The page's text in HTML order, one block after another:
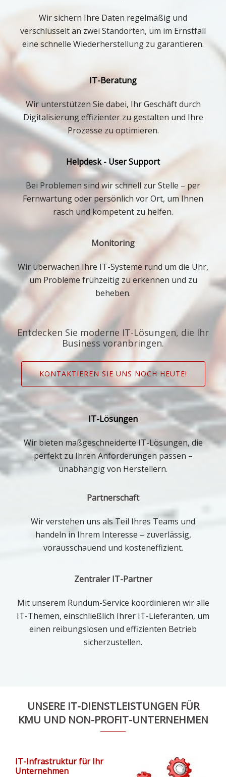
Wir sichern Ihre Daten regelmäßig und
verschlüsselt an zwei Standorten, um im Ernstfall
eine schnelle Wiederherstellung zu garantieren.
IT-Beratung
Wir unterstützen Sie dabei, Ihr Geschäft durch
Digitalisierung effizienter zu gestalten und Ihre
Prozesse zu optimieren.
Helpdesk - User Support
Bei Problemen sind wir schnell zur Stelle – per
Fernwartung oder persönlich vor Ort, um Ihnen
rasch und kompetent zu helfen.
Monitoring
Wir überwachen Ihre IT-Systeme rund um die Uhr,
um Probleme frühzeitig zu erkennen und zu
beheben.
Entdecken Sie moderne IT-Lösungen, die Ihr
Business voranbringen.
KONTAKTIEREN SIE UNS NOCH HEUTE!
IT-Lösungen
Wir bieten maßgeschneiderte IT-Lösungen, die
perfekt zu Ihren Anforderungen passen –
unabhängig von Herstellern.
Partnerschaft
Wir verstehen uns als Teil Ihres Teams und
handeln in Ihrem Interesse – zuverlässig,
vorausschauend und kosteneffizient.
Zentraler IT-Partner
Mit unserem Rundum-Service koordinieren wir alle
IT-Themen, einschließlich Ihrer IT-Lieferanten, um
einen reibungslosen und effizienten Betrieb
sicherzustellen.
UNSERE IT-DIENSTLEISTUNGEN FÜR
KMU UND NON-PROFIT-UNTERNEHMEN
IT-Infrastruktur für Ihr
Unternehmen